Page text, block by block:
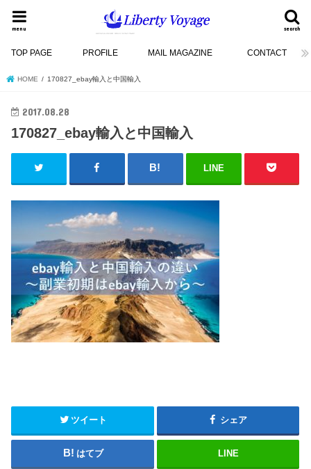
search
menu
TOP PAGE PROFILE MAIL MAGAZINE CONTACT
HOME 170827_ebay輸入と中国輸入
2017.08.28
170827_ebay輸入と中国輸入
LINE
ツイート シェア
はてブ LINE